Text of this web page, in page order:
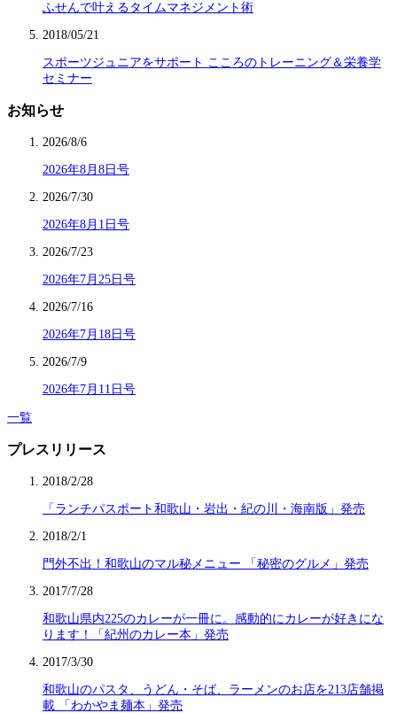
ふせんで叶えるタイムマネジメント術
2018/05/21
スポーツジュニアをサポート こころのトレーニング＆栄養学
セミナー
お知らせ
2026/8/6
2026年8月8日号
2026/7/30
2026年8月1日号
2026/7/23
2026年7月25日号
2026/7/16
2026年7月18日号
2026/7/9
2026年7月11日号
一覧
プレスリリース
2018/2/28
「ランチパスポート和歌山・岩出・紀の川・海南版」発売
2018/2/1
門外不出！和歌山のマル秘メニュー 「秘密のグルメ」発売
2017/7/28
和歌山県内225のカレーが一冊に。感動的にカレーが好きにな
ります！「紀州のカレー本」発売
2017/3/30
和歌山のパスタ、うどん・そば、ラーメンのお店を213店舗掲
載 「わかやま麺本」発売